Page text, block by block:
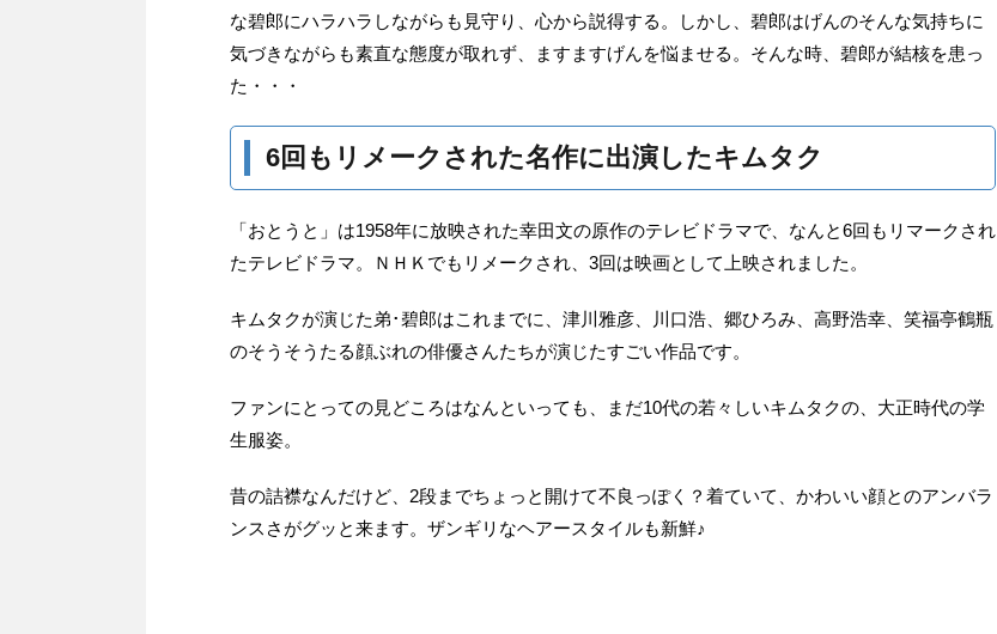
な碧郎にハラハラしながらも見守り、心から説得する。しかし、碧郎はげんのそんな気持ちに
気づきながらも素直な態度が取れず、ますますげんを悩ませる。そんな時、碧郎が結核を患っ
た・・・
6回もリメークされた名作に出演したキムタク
「おとうと」は1958年に放映された幸田文の原作のテレビドラマで、なんと6回もリマークされ
たテレビドラマ。ＮＨＫでもリメークされ、3回は映画として上映されました。
キムタクが演じた弟･碧郎はこれまでに、津川雅彦、川口浩、郷ひろみ、高野浩幸、笑福亭鶴瓶
のそうそうたる顔ぶれの俳優さんたちが演じたすごい作品です。
ファンにとっての見どころはなんといっても、まだ10代の若々しいキムタクの、大正時代の学
生服姿。
昔の詰襟なんだけど、2段までちょっと開けて不良っぽく？着ていて、かわいい顔とのアンバラ
ンスさがグッと来ます。ザンギリなヘアースタイルも新鮮♪